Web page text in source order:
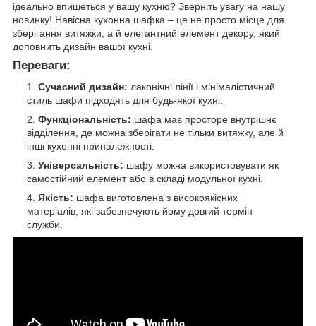
ідеально впишеться у вашу кухню? Зверніть увагу на нашу
новинку! Навісна кухонна шафка – це не просто місце для
зберігання витяжки, а й елегантний елемент декору, який
доповнить дизайн вашої кухні.
Переваги:
Сучасний дизайн: лаконічні лінії і мінімалістичний
стиль шафи підходять для будь-якої кухні.
Функціональність: шафа має просторе внутрішнє
відділення, де можна зберігати не тільки витяжку, але й
інші кухонні приналежності.
Універсальність: шафу можна використовувати як
самостійний елемент або в складі модульної кухні.
Якість: шафа виготовлена з високоякісних
матеріалів, які забезпечують йому довгий термін
служби.